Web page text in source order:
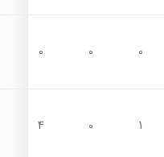
0
0
0
1
0
4